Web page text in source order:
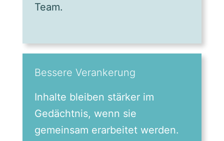
Team.
Bessere Verankerung
Inhalte bleiben stärker im
Gedächtnis, wenn sie
gemeinsam erarbeitet werden.